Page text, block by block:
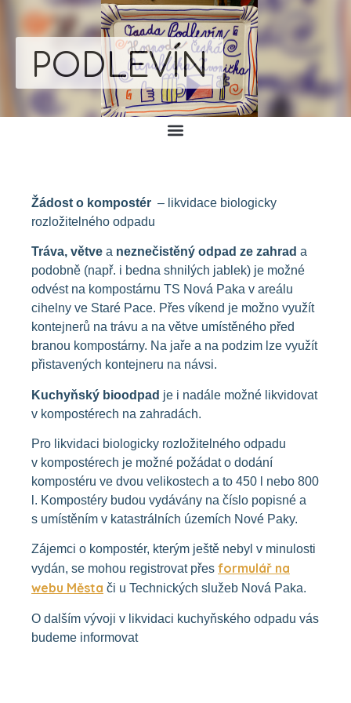
PODLEVÍN
Žádost o kompostér – likvidace biologicky
rozložitelného odpadu
Tráva, větve a neznečistěný odpad ze zahrad a
podobně (např. i bedna shnilých jablek) je možné
odvést na kompostárnu TS Nová Paka v areálu
cihelny ve Staré Pace. Přes víkend je možno využít
kontejnerů na trávu a na větve umístěného před
branou kompostárny. Na jaře a na podzim lze využít
přistavených kontejneru na návsi.
Kuchyňský bioodpad je i nadále možné likvidovat
v kompostérech na zahradách.
Pro likvidaci biologicky rozložitelného odpadu
v kompostérech je možné požádat o dodání
kompostéru ve dvou velikostech a to 450 l nebo 800
l. Kompostéry budou vydávány na číslo popisné a
s umístěním v katastrálních územích Nové Paky.
Zájemci o kompostér, kterým ještě nebyl v minulosti
vydán, se mohou registrovat přes formulář na
webu Města či u Technických služeb Nová Paka.
O dalším vývoji v likvidaci kuchyňského odpadu vás
budeme informovat